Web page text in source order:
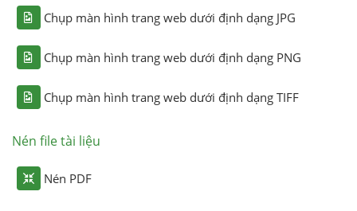
Chụp màn hình trang web dưới định dạng JPG
Chụp màn hình trang web dưới định dạng PNG
Chụp màn hình trang web dưới định dạng TIFF
Nén file tài liệu
Nén PDF